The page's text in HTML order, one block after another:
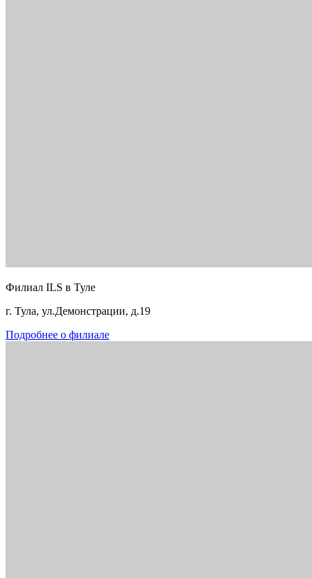
Филиал ILS в Туле
г. Тула, ул.Демонстрации, д.19
Подробнее о филиале